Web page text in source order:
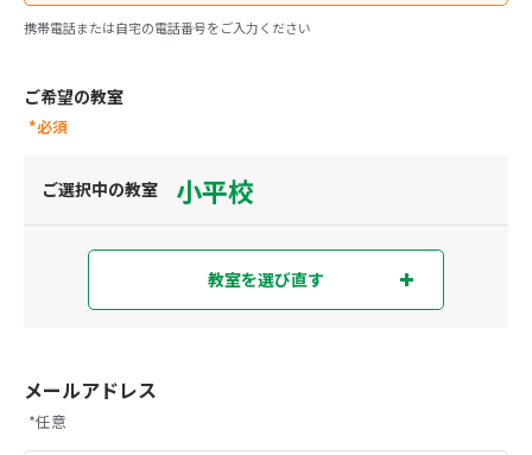
携帯電話または自宅の電話番号をご入力ください
ご希望の教室
*必須
ご選択中の教室 小平校
教室を選び直す
現在地から探す
都道府県から探す
教室を選び直す
メールアドレス
*任意